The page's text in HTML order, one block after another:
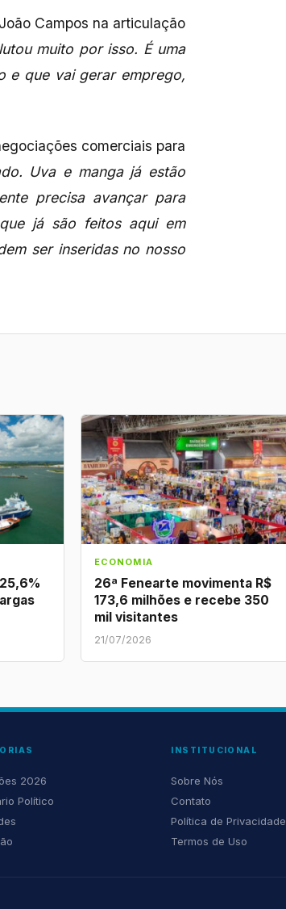
Campos na articulação
muito por isso. É uma
e que vai gerar emprego,
comerciais para
Uva e manga já estão
precisa avançar para
já são feitos aqui em
ser inseridas no nosso
ECONOMIA
26ª Fenearte movimenta R$
173,6 milhões e recebe 350
mil visitantes
21/07/2026
2026
Político
INSTITUCIONAL
Sobre Nós
Contato
Política de Privacidade
Termos de Uso